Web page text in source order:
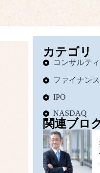
カテゴリ
コンサルテ
ファイナンス
IPO
NASDAQ
関連ブロ